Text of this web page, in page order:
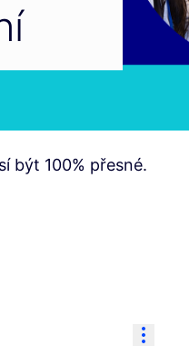
být 100% přesné.